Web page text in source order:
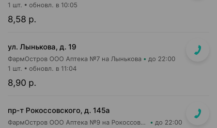
8,58 р.
1 шт. обновл. в 10:05
ул. Лынькова, д. 19
ФармОстров ООО Аптека №7 на Лынькова до 22:00
8,90 р.
1 шт. обновл. в 11:04
пр-т Рокоссовского, д. 145а
ФармОстров ООО Аптека №9 на Рокоссовского до 22:00